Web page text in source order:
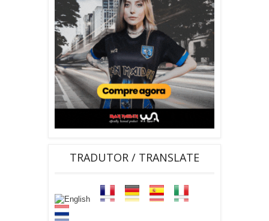
TRADUTOR / TRANSLATE